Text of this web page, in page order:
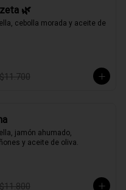
🌿
cebolla morada y aceite de
$11.700
jamón ahumado,
y aceite de oliva.
$11.800